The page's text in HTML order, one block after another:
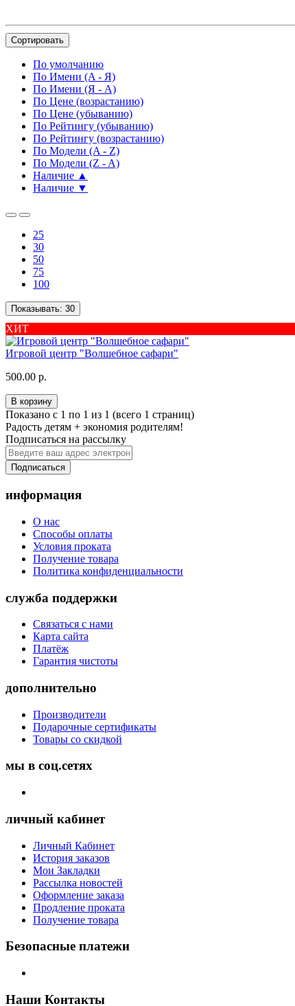
Сортировать
По умолчанию
По Имени (A - Я)
По Имени (Я - A)
По Цене (возрастанию)
По Цене (убыванию)
По Рейтингу (убыванию)
По Рейтингу (возрастанию)
По Модели (A - Z)
По Модели (Z - A)
Наличие ▲
Наличие ▼
25
30
50
75
100
Показывать: 30
ХИТ
Игровой центр "Волшебное сафари"
500.00 р.
В корзину
Показано с 1 по 1 из 1 (всего 1 страниц)
Радость детям + экономия родителям!
Подписаться на рассылку
Подписаться
информация
О нас
Способы оплаты
Условия проката
Получение товара
Политика конфиденциальности
служба поддержки
Связаться с нами
Карта сайта
Платёж
Гарантия чистоты
дополнительно
Производители
Подарочные сертификаты
Товары со скидкой
мы в соц.сетях
личный кабинет
Личный Кабинет
История заказов
Мои Закладки
Рассылка новостей
Оформление заказа
Продление проката
Получение товара
Безопасные платежи
Наши Контакты